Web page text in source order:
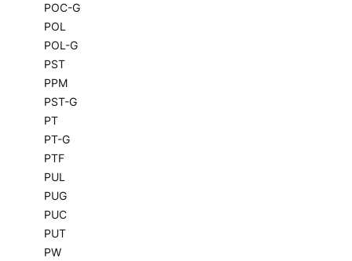
POC-G
POL
POL-G
PST
PPM
PST-G
PT
PT-G
PTF
PUL
PUG
PUC
PUT
PW